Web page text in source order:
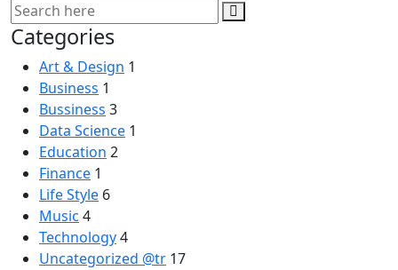
Categories
Art & Design 1
Business 1
Bussiness 3
Data Science 1
Education 2
Finance 1
Life Style 6
Music 4
Technology4
Uncategorized @tr 17